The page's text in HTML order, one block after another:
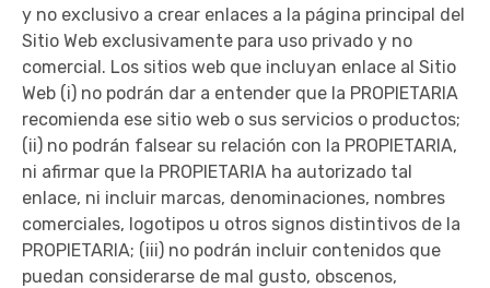
y no exclusivo a crear enlaces a la página principal del
Sitio Web exclusivamente para uso privado y no
comercial. Los sitios web que incluyan enlace al Sitio
Web (i) no podrán dar a entender que la PROPIETARIA
recomienda ese sitio web o sus servicios o productos;
(ii) no podrán falsear su relación con la PROPIETARIA,
ni afirmar que la PROPIETARIA ha autorizado tal
enlace, ni incluir marcas, denominaciones, nombres
comerciales, logotipos u otros signos distintivos de la
PROPIETARIA; (iii) no podrán incluir contenidos que
puedan considerarse de mal gusto, obscenos,